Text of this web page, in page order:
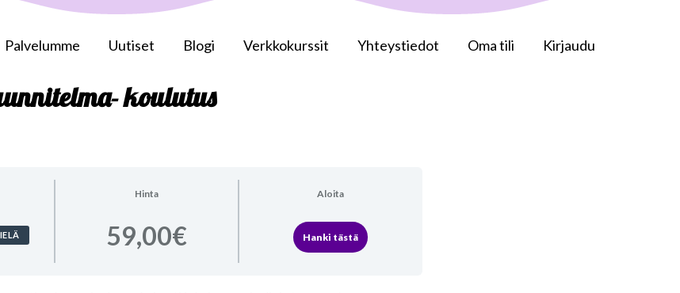
Palvelumme Uutiset Blogi Verkkokurssit Yhteystiedot Oma tili Kirjaudu
koulutus
Hinta
59,00€
Aloita
Hanki tästä